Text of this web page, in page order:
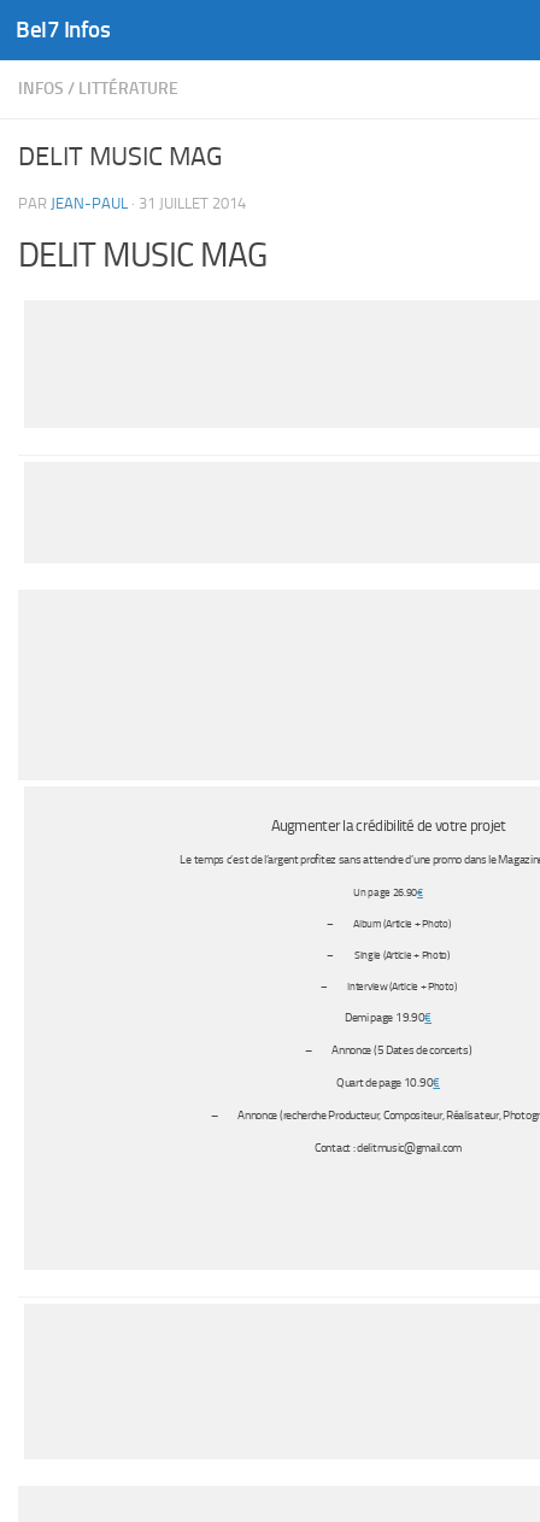
Skip to content
Bel7 Infos
INFOS / LITTÉRATURE
DELIT MUSIC MAG
PAR JEAN-PAUL · 31 JUILLET 2014
DELIT MUSIC MAG
Augmenter la crédibilité de votre projet
Le temps c’est de l’argent profitez sans attendre d’une promo dans le
Un page 26.90€
– Album (Article + Photo)
– Single (Article + Photo)
– Interview (Article + Photo)
Demi page 19.90€
– Annonce (5 Dates de concerts)
Quart de page 10.90€
– Annonce (recherche Producteur, Compositeur, Réalisateur,
Contact : delitmusic@gmail.com